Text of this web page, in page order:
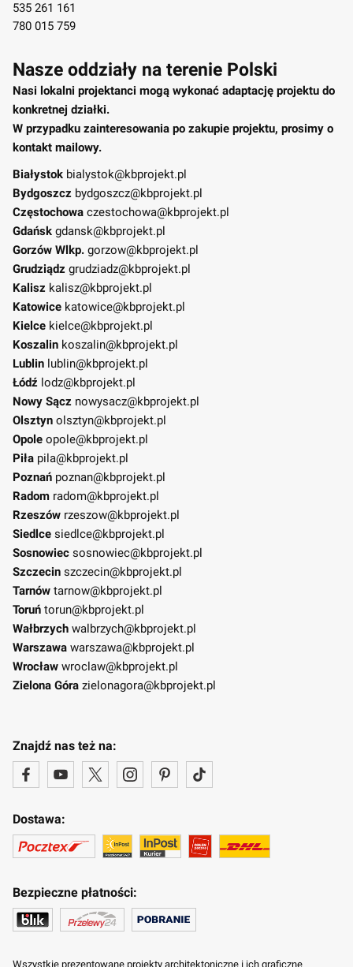
535 261 161
780 015 759
Nasze oddziały na terenie Polski
Nasi lokalni projektanci mogą wykonać adaptację projektu do
konkretnej działki.
W przypadku zainteresowania po zakupie projektu, prosimy o
kontakt mailowy.
Białystok bialystok@kbprojekt.pl
Bydgoszcz bydgoszcz@kbprojekt.pl
Częstochowa czestochowa@kbprojekt.pl
Gdańsk gdansk@kbprojekt.pl
Gorzów Wlkp. gorzow@kbprojekt.pl
Grudziądz grudziadz@kbprojekt.pl
Kalisz kalisz@kbprojekt.pl
Katowice katowice@kbprojekt.pl
Kielce kielce@kbprojekt.pl
Koszalin koszalin@kbprojekt.pl
Lublin lublin@kbprojekt.pl
Łódź lodz@kbprojekt.pl
Nowy Sącz nowysacz@kbprojekt.pl
Olsztyn olsztyn@kbprojekt.pl
Opole opole@kbprojekt.pl
Piła pila@kbprojekt.pl
Poznań poznan@kbprojekt.pl
Radom radom@kbprojekt.pl
Rzeszów rzeszow@kbprojekt.pl
Siedlce siedlce@kbprojekt.pl
Sosnowiec sosnowiec@kbprojekt.pl
Szczecin szczecin@kbprojekt.pl
Tarnów tarnow@kbprojekt.pl
Toruń torun@kbprojekt.pl
Wałbrzych walbrzych@kbprojekt.pl
Warszawa warszawa@kbprojekt.pl
Wrocław wroclaw@kbprojekt.pl
Zielona Góra zielonagora@kbprojekt.pl
Znajdź nas też na:
Dostawa:
Bezpieczne płatności:
Wszystkie prezentowane projekty architektoniczne i ich graficzne